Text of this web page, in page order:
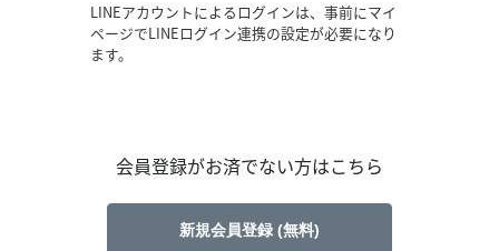
LINEアカウントによるログインは、事前にマイ
ページでLINEログイン連携の設定が必要になり
ます。
会員登録がお済でない方はこちら
新規会員登録 (無料)